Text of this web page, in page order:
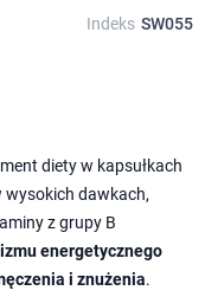
Indeks SW055
diety w kapsułkach
wysokich dawkach,
z grupy B
energetycznego
i znużenia.